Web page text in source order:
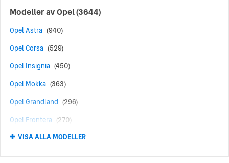
Modeller avOpel(3644)
Opel Astra (940)
Opel Corsa (529)
Opel Insignia (450)
Opel Mokka (363)
Opel Grandland (296)
Opel Frontera (270)
Opel Zafira (209)
Opel Grandland X (110)
VISA ALLA MODELLER